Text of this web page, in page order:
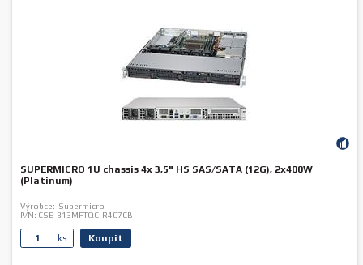
SUPERMICRO 1U chassis 4x 3,5" HS SAS/SATA (12G), 2x400W
(Platinum)
Výrobce: Supermicro
P/N: CSE-813MFTQC-R407CB
ks. Koupit